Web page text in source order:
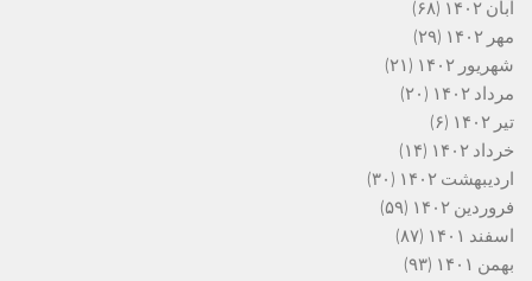
آبان ۱۴۰۲
(۶۸)
مهر ۱۴۰۲
(۲۹)
شهریور ۱۴۰۲
(۲۱)
مرداد ۱۴۰۲
(۲۰)
تیر ۱۴۰۲
(۶)
خرداد ۱۴۰۲
(۱۴)
اردیبهشت ۱۴۰۲
(۳۰)
فروردین ۱۴۰۲
(۵۹)
اسفند ۱۴۰۱
(۸۷)
بهمن ۱۴۰۱
(۹۳)